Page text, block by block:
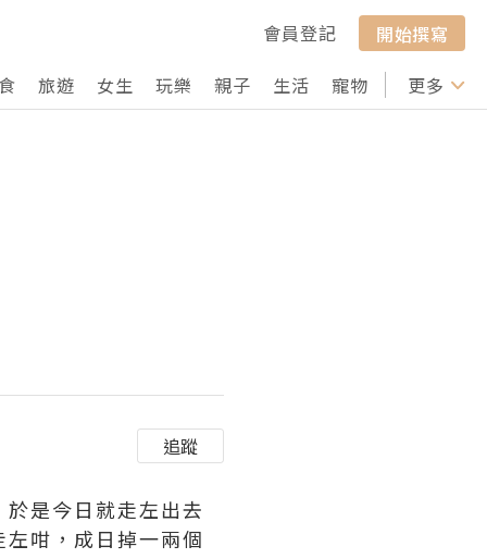
會員登記
開始撰寫
旅遊 女生 玩樂 親子 生活 寵物 行山 打卡
更多
追蹤
是今日就走左出去
咁，成日掉一兩個